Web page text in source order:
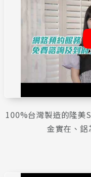
100%台灣製造的隆
金實在、鋁